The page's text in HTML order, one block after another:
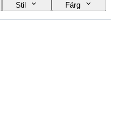
Stil
Färg
Tillbehör ingår